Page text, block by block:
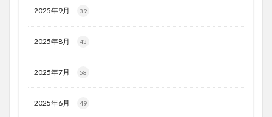
2025年9月 39
2025年8月 43
2025年7月 58
2025年6月 49